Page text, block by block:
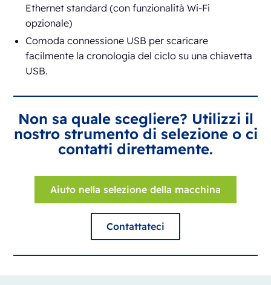
Ethernet standard (con funzionalità Wi-Fi
opzionale)
Comoda connessione USB per scaricare
facilmente la cronologia del ciclo su una chiavetta
USB.
Non sa quale scegliere? Utilizzi il
nostro strumento di selezione o ci
contatti direttamente.
Aiuto nella selezione della macchina
Contattateci